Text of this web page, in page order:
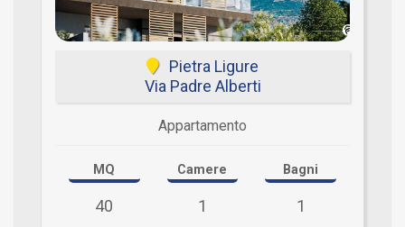
Pietra Ligure
Via Padre Alberti
Appartamento
MQ
40
Camere
1
Bagni
1